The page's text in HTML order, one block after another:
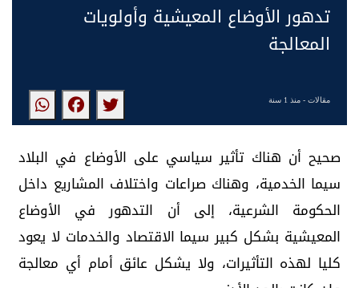
تدهور الأوضاع المعيشية وأولويات
المعالجة
مقالات- منذ 1 سنة
صحيح أن هناك تأثير سياسي على الأوضاع في البلاد
سيما الخدمية، وهناك صراعات واختلاف المشاريع داخل
الحكومة الشرعية، إلى أن التدهور في الأوضاع
المعيشية بشكل كبير سيما الاقتصاد والخدمات لا يعود
كليا لهذه التأثيرات، ولا يشكل عائق أمام أي معالجة